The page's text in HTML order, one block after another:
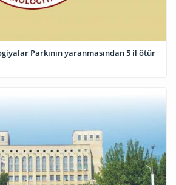
Parkının yaranmasından 5 il ötür